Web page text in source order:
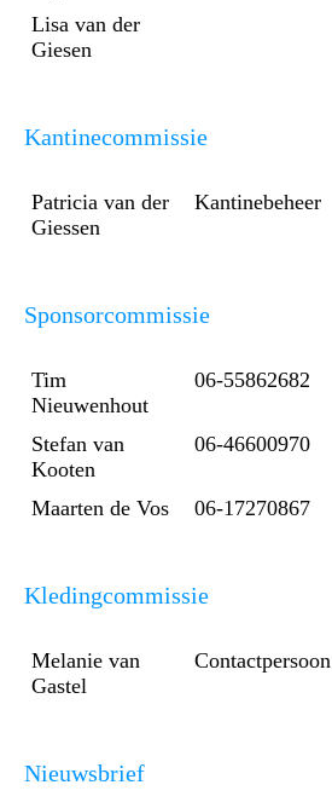
Lisa van der
Giesen
Kantinecommissie
Patricia van der
Giessen
Kantinebeheer
Sponsorcommissie
Tim
Nieuwenhout
06-55862682
Stefan van
Kooten
06-46600970
Maarten de Vos 06-17270867
Kledingcommissie
Melanie van
Gastel
Contactpersoon
Nieuwsbrief